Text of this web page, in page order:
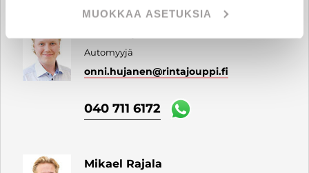
MUOKKAA ASETUKSIA
Automyyjä
onni.hujanen@rintajouppi.fi
040 711 6172
Mikael Rajala